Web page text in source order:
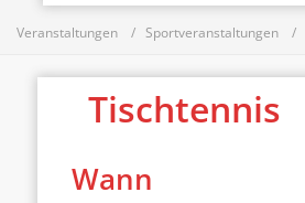
Veranstaltungen Sportveranstaltungen
Tischtennis
Wann